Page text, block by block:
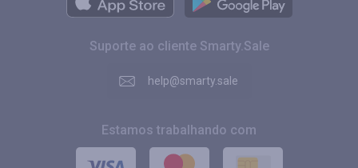
Suporte ao cliente Smarty.Sale
help@smarty.sale
Estamos trabalhando com